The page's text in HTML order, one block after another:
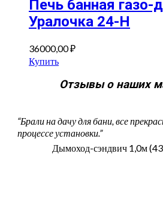
Печь банная газо-
Уралочка 24-Н
36000,00₽
Купить
Отзывы о наших
“Брали на дачу для бани, все
процессе установки.”
Дымоход-сэндвич 1,0м